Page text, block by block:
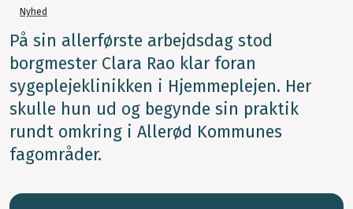
Nyhed
På sin allerførste arbejdsdag stod
borgmester Clara Rao klar foran
sygeplejeklinikken i Hjemmeplejen. Her
skulle hun ud og begynde sin praktik
rundt omkring i Allerød Kommunes
fagområder.